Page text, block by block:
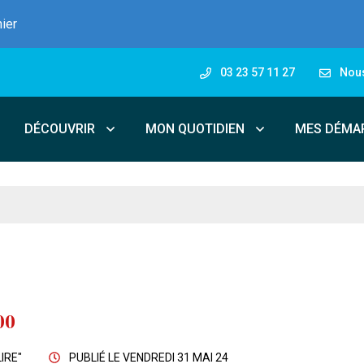
03 23 57 11 27
DÉCOUVRIR MON QUOTIDIEN MES
PUBLIÉ LE VENDREDI 31 MAI 24